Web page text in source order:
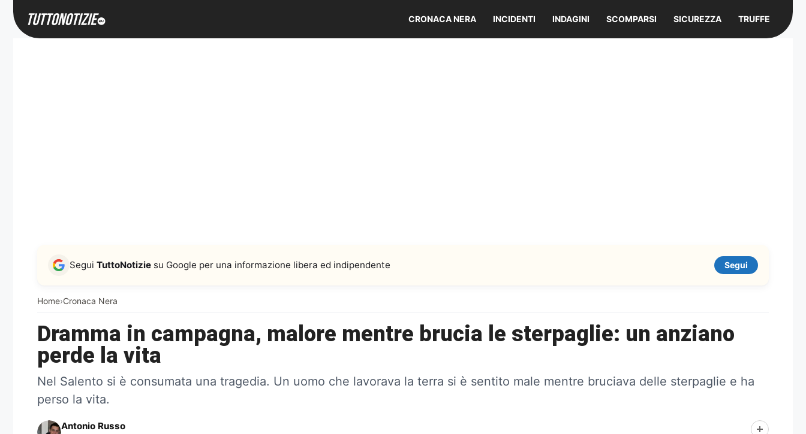
contenuto
CRONACA NERA INCIDENTI INDAGINI SCOMPARSI SICUREZZA TRUFFE
Home›Cronaca Nera
Segui TuttoNotizie su Google per una informazione libera ed indipendente Segui
Dramma in campagna, malore mentre brucia le sterpaglie: un anziano
perde la vita
Nel Salento si è consumata una tragedia. Un uomo che lavorava la terra si è sentito male mentre bruciava delle sterpaglie e ha
perso la vita.
Antonio Russo